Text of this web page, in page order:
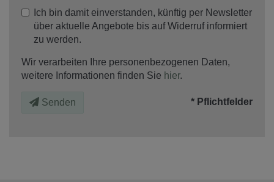
Ich bin damit einverstanden, künftig per Newsletter
über aktuelle Angebote bis auf Widerruf informiert
zu werden.
Wir verarbeiten Ihre personenbezogenen Daten,
weitere Informationen finden Sie hier.
Senden * Pflichtfelder